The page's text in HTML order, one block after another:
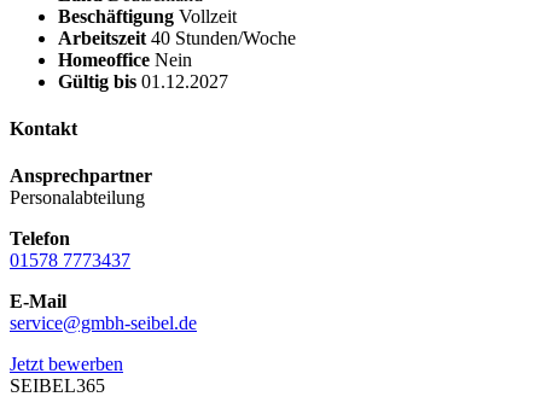
Beschäftigung Vollzeit
Arbeitszeit 40 Stunden/Woche
Homeoffice Nein
Gültig bis 01.12.2027
Kontakt
Ansprechpartner
Personalabteilung
Telefon
01578 7773437
E-Mail
service@gmbh-seibel.de
Jetzt bewerben
SEIBEL365